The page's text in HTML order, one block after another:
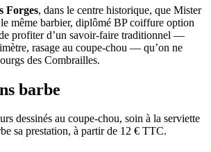
Forges, dans le centre historique, que Mister
même barbier, diplômé BP coiffure option
profiter d’un savoir-faire traditionnel —
rasage au coupe-chou — qu’on ne
des Combrailles.
barbe
dessinés au coupe-chou, soin à la serviette
sa prestation, à partir de 12 € TTC.